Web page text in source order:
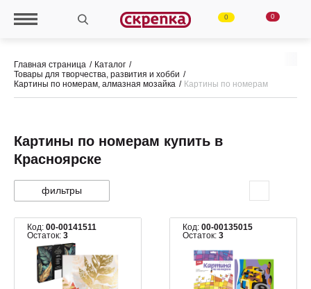
0 0
Главная страница
Каталог
Товары для творчества, развития и хобби
Картины по номерам, алмазная мозайка
Картины по номерам
Картины по номерам купить в
Красноярске
фильтры
Код: 00-00141511
Остаток: 3
Код:00-00135015
Остаток:3